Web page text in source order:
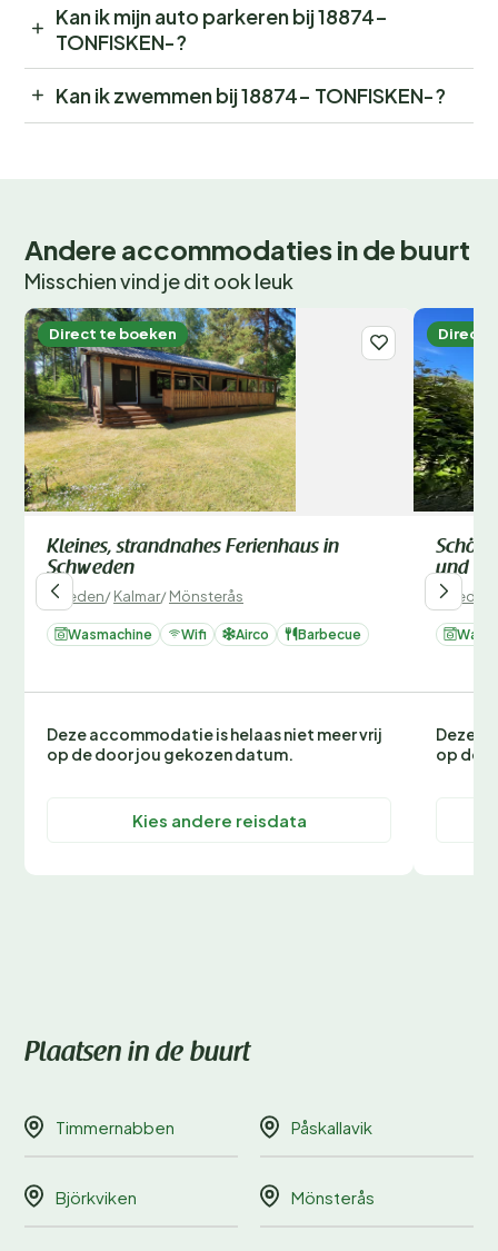
Kan ik mijn auto parkeren bij 18874-
TONFISKEN-?
Kan ik zwemmen bij 18874- TONFISKEN-?
Andere accommodaties in de buurt
Misschien vind je dit ook leuk
Direct te boeken
Kleines, strandnahes Ferienhaus in
Schweden
Zweden/Kalmar/Mönsterås
Wasmachine Wifi Airco Barbecue
Deze accommodatie is helaas niet meer vrij
op de door jou gekozen datum.
Kies andere reisdata
Direct
und
Zweden
Deze
op de
Plaatsen in de buurt
Timmernabben Påskallavik
Björkviken Mönsterås